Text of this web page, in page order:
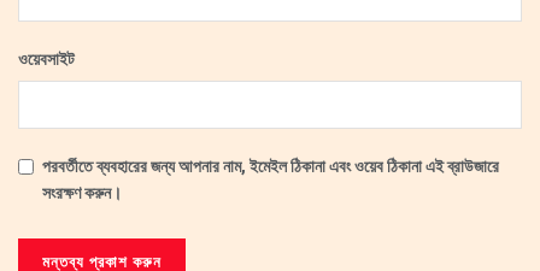
ওয়েবসাইট
পরবর্তীতে ব্যবহারের জন্য আপনার নাম, ইমেইল ঠিকানা এবং ওয়েব ঠিকানা এই ব্রাউজারে
সংরক্ষণ করুন।